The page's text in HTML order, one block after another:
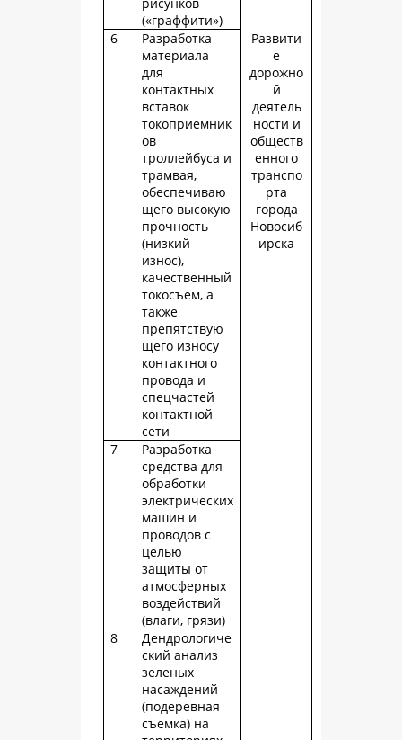
(«граффити»)
Развити
е
дорожно
й
деятель
ности и
обществ
енного
транспо
рта
города
Новосиб
ирска
6
Разработка
материала
для
контактных
вставок
токоприемник
ов
троллейбуса и
трамвая,
обеспечиваю
щего высокую
прочность
(низкий
износ),
качественный
токосъем, а
также
препятствую
щего износу
контактного
провода и
спецчастей
контактной
сети
7
Разработка
средства для
обработки
электрических
машин и
проводов с
целью
защиты от
атмосферных
воздействий
(влаги, грязи)
8
Дендрологиче
ский анализ
зеленых
насаждений
(подеревная
съемка) на